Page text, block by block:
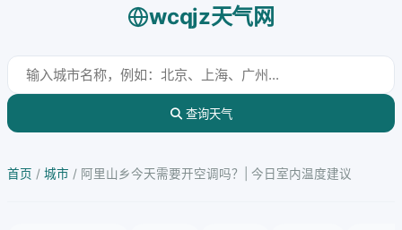
wcqjz天气网
查询天气
首页 / 城市 / 阿里山乡今天需要开空调吗？| 今日室内温度建议